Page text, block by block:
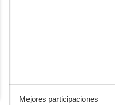
Mejores participaciones